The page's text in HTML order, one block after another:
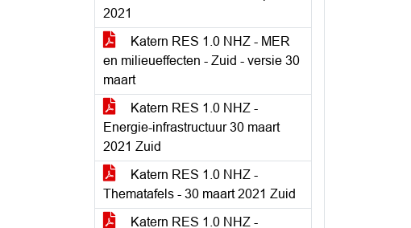
2021
Katern RES 1.0 NHZ - MER
en milieueffecten - Zuid - versie 30
maart
Katern RES 1.0 NHZ -
Energie-infrastructuur 30 maart
2021 Zuid
Katern RES 1.0 NHZ -
Thematafels - 30 maart 2021 Zuid
Katern RES 1.0 NHZ -